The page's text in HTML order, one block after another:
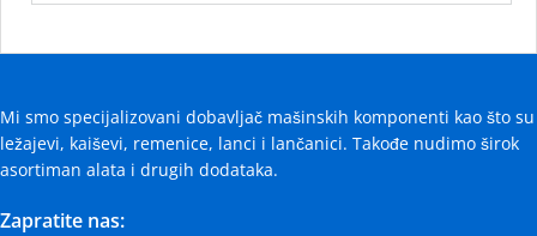
Mi smo specijalizovani dobavljač mašinskih komponenti kao što su
ležajevi, kaiševi, remenice, lanci i lančanici. Takođe nudimo širok
asortiman alata i drugih dodataka.
Zapratite nas: